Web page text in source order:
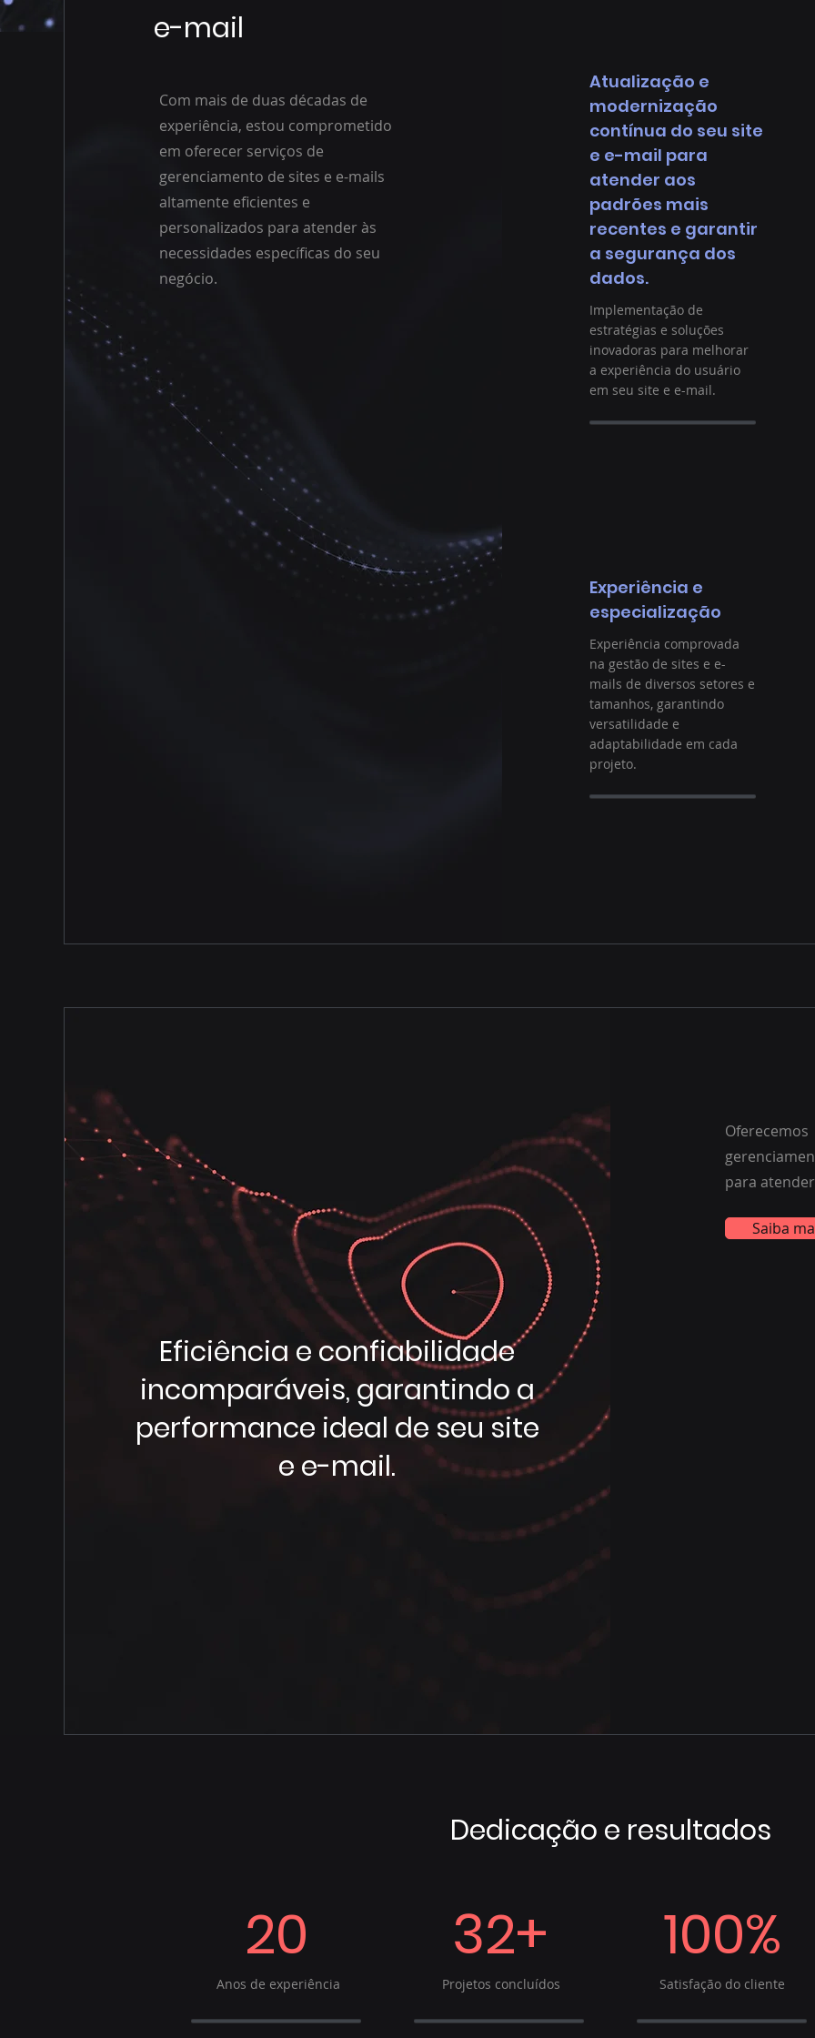
e-mail
Com mais de duas décadas de
experiência, estou comprometido
em oferecer serviços de
gerenciamento de sites e e-mails
altamente eficientes e
personalizados para atender às
necessidades específicas do seu
negócio.
Atualização e
modernização
contínua do seu site
e e-mail para
atender aos
padrões mais
recentes e garantir
a segurança dos
dados.
Implementação de
estratégias e soluções
inovadoras para melhorar
a experiência do usuário
em seu site e e-mail.
Experiência e
especialização
Experiência comprovada
na gestão de sites e e-
mails de diversos setores e
tamanhos, garantindo
versatilidade e
adaptabilidade em cada
projeto.
Eficiência e confiabilidade
incomparáveis, garantindo a
performance ideal de seu site
e e-mail.
para
Saiba
Dedicação e resultados
20
Anos de experiência
32+
Projetos concluídos
100%
Satisfação do cliente